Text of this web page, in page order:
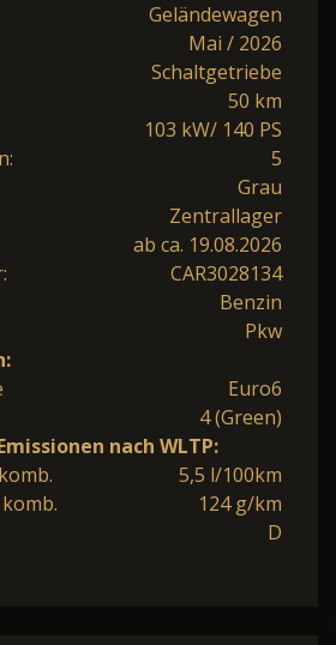
Geländewagen
Mai / 2026
Schaltgetriebe
50 km
103 kW/ 140 PS
5
Grau
Zentrallager
ab ca. 19.08.2026
CAR3028134
Benzin
Pkw
Euro6
4 (Green)
nach WLTP:
5,5 l/100km
124 g/km
D